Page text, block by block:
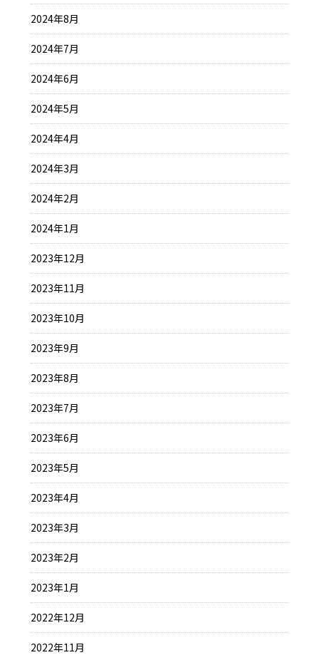
2024年8月
2024年7月
2024年6月
2024年5月
2024年4月
2024年3月
2024年2月
2024年1月
2023年12月
2023年11月
2023年10月
2023年9月
2023年8月
2023年7月
2023年6月
2023年5月
2023年4月
2023年3月
2023年2月
2023年1月
2022年12月
2022年11月